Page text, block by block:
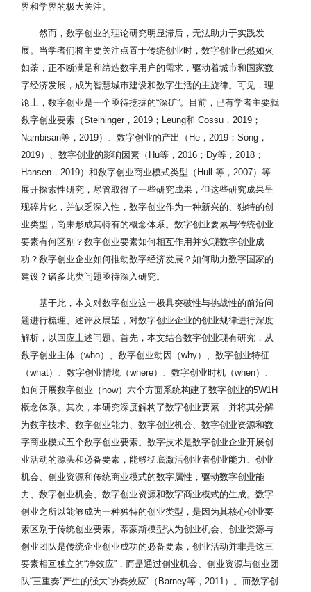
界和学界的极大关注。
然而，数字创业的理论研究明显滞后，无法助力于实践发
展。当学者们将主要关注点置于传统创业时，数字创业已然如火
如荼，正不断满足和缔造数字用户的需求，驱动着城市和国家数
字经济发展，成为智慧城市建设和数字生活的主旋律。可见，理
论上，数字创业是一个亟待挖掘的“深矿”。目前，已有学者主要就
数字创业要素（Steininger，2019；Leung和 Cossu，2019；
Nambisan等，2019）、数字创业的产出（He，2019；Song，
2019）、数字创业的影响因素（Hu等，2016；Dy等，2018；
Hansen，2019）和数字创业商业模式类型（Hull 等，2007）等
展开探索性研究，尽管取得了一些研究成果，但这些研究成果呈
现碎片化，并缺乏深入性，数字创业作为一种新兴的、独特的创
业类型，尚未形成其特有的概念体系。数字创业要素与传统创业
要素有何区别？数字创业要素如何相互作用并实现数字创业成
功？数字创业企业如何推动数字经济发展？如何助力数字国家的
建设？诸多此类问题亟待深入研究。
基于此，本文对数字创业这一极具突破性与挑战性的前沿问
题进行梳理、述评及展望，对数字创业企业的创业规律进行深度
解析，以回应上述问题。首先，本文结合数字创业现有研究，从
数字创业主体（who）、数字创业动因（why）、数字创业特征
（what）、数字创业情境（where）、数字创业时机（when）、
如何开展数字创业（how）六个方面系统构建了数字创业的5W1H
概念体系。其次，本研究深度解构了数字创业要素，并将其分解
为数字技术、数字创业能力、数字创业机会、数字创业资源和数
字商业模式五个数字创业要素。数字技术是数字创业企业开展创
业活动的源头和必备要素，能够彻底激活创业者创业能力、创业
机会、创业资源和传统商业模式的数字属性，驱动数字创业能
力、数字创业机会、数字创业资源和数字商业模式的生成。数字
创业之所以能够成为一种独特的创业类型，是因为其核心创业要
素区别于传统创业要素。蒂蒙斯模型认为创业机会、创业资源与
创业团队是传统企业创业成功的必备要素，创业活动并非是这三
要素相互独立的“净效应”，而是通过创业机会、创业资源与创业团
队“三重奏”产生的强大“协奏效应”（Barney等，2011）。而数字创